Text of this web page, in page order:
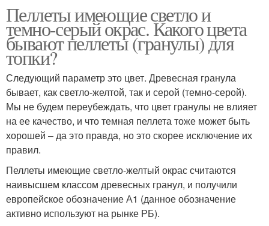
Пеллеты имеющие светло и
темно-серый окрас. Какого цвета
бывают пеллеты (гранулы) для
топки?
Следующий параметр это цвет. Древесная гранула
бывает, как светло-желтой, так и серой (темно-серой).
Мы не будем переубеждать, что цвет гранулы не влияет
на ее качество, и что темная пеллета тоже может быть
хорошей – да это правда, но это скорее исключение их
правил.
Пеллеты имеющие светло-желтый окрас считаются
наивысшем классом древесных гранул, и получили
европейское обозначение А1 (данное обозначение
активно используют на рынке РБ).